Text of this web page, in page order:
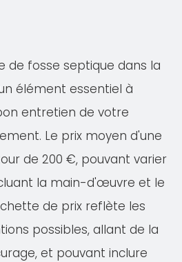
de fosse septique dans la
un élément essentiel à
entretien de votre
Le prix moyen d'une
de 200 €, pouvant varier
la main-d'œuvre et le
de prix reflète les
possibles, allant de la
et pouvant inclure